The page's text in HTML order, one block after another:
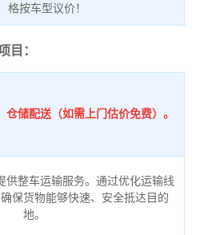
格按车型议价！
目：
储配送（如需上门估价免费）。
供整车运输服务。通过优化运输线
保货物能够快速、安全抵达目的
地。